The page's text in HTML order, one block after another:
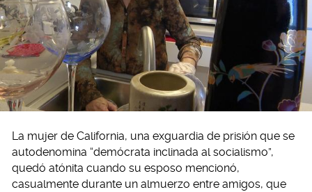
La mujer de California, una exguardia de prisión que se
autodenomina “demócrata inclinada al socialismo”,
quedó atónita cuando su esposo mencionó,
casualmente durante un almuerzo entre amigos, que